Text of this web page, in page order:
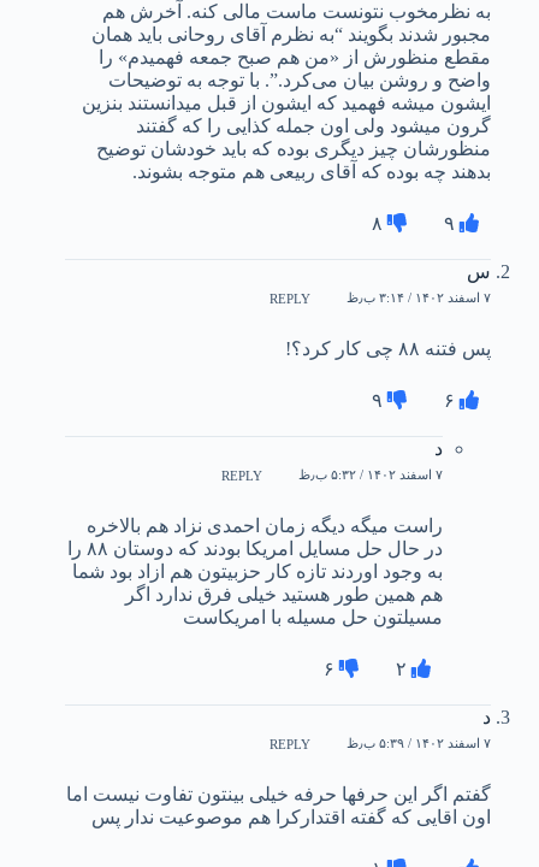
به نظرمخوب نتونست ماست مالی کنه. آخرش هم
مجبور شدند بگویند “به نظرم آقای روحانی باید همان
مقطع منظورش از «من هم صبح جمعه فهمیدم» را
واضح و روشن بیان می‌کرد.”. با توجه به توضیحات
ایشون میشه فهمید که ایشون از قبل میدانستند بنزین
گرون میشود ولی اون جمله کذایی را که گفتند
منظورشان چیز دیگری بوده که باید خودشان توضیح
بدهند چه بوده که آقای ربیعی هم متوجه بشوند.
۹ ۸
س
۷ اسفند ۱۴۰۲ / ۳:۱۴ ب٫ظ REPLY
پس فتنه ۸۸ چی کار کرد؟!
۶ ۹
د
۷ اسفند ۱۴۰۲ / ۵:۳۲ ب٫ظ REPLY
راست میگه دیگه زمان احمدی نزاد هم بالاخره
در حال حل مسایل امریکا بودند که دوستان ۸۸ را
به وجود اوردند تازه کار حزبیتون هم ازاد بود شما
هم همین طور هستید خیلی فرق ندارد اگر
مسیلتون حل مسیله با امریکاست
۲ ۶
د
۷ اسفند ۱۴۰۲ / ۵:۳۹ ب٫ظ REPLY
گفتم اگر این حرفها حرفه خیلی بینتون تفاوت نیست اما
اون اقایی که گفته اقتدارکرا هم موصوعیت ندار پس